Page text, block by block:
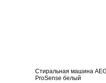
Стиральная машина
ProSense белый